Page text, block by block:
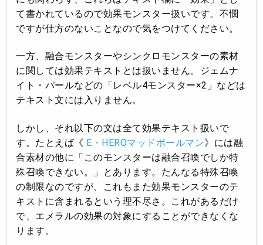
て書かれているので効果モンスター扱いです。不憫
ですが仕方のないことなので気をつけてください。
一方、融合モンスターやシンクロモンスターの素材
に関しては効果テキストとは扱いません。ジェムナ
イト・パールなどの「レベル4モンスター×2」などは
テキスト文には入りません。
しかし、それ以下の文は全て効果テキスト扱いで
す。たとえば《 E・HEROマッドボールマン》には融
合素材の他に「このモンスターは融合召喚でしか特
殊召喚できない。」とあります。たんなる特殊召喚
の制限なのですが、これもまた効果モンスターのテ
キストに含まれるという理不尽さ。これがあるだけ
で、エメラルの効果の対象にすることができなくな
ります。